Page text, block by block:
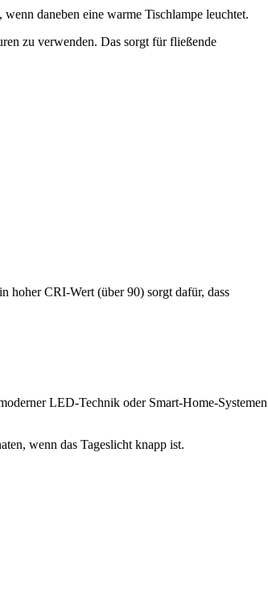
daneben eine warme Tischlampe leuchtet.
zu verwenden. Das sorgt für fließende
hoher CRI-Wert (über 90) sorgt dafür, dass
LED-Technik oder Smart-Home-Systemen
wenn das Tageslicht knapp ist.